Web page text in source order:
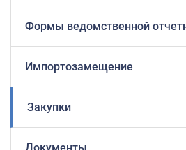
Формы ведомственной
Импортозамещение
Закупки